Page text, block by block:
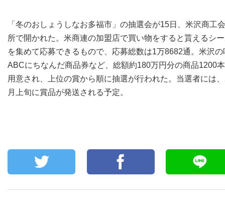
お申し込み
〒041-0801
北海道函館市桔梗町379-31
0138-34-2525
営業時間 9:00～18:00
〒950-1189
新潟県新潟市西区山田2310-39
025-210-1200
営業時間 9:00～18:00
「冬のおしょうしなお多福市」の抽選会が15日、米沢商工
所で開かれた。米商連の加盟店で買い物をすると貰えるシ
を集めて応募できるもので、応募総数は1万8682通。米沢の
ABCにちなんだ商品券など、総額約180万円分の商品1200
用意され、上位の賞から順に抽選が行われた。当選者には
月上旬に賞品が発送される予定。